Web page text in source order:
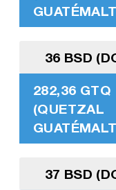
36 BSD
282,36 GTQ
(QUETZAL
37 BSD